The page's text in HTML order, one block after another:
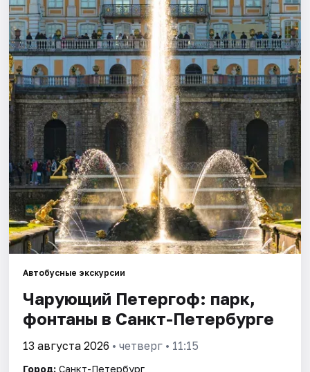
Города
Площадки
Артисты
Рейтинги
Автобусные экскурсии
Чарующий Петергоф: парк,
фонтаны в Санкт-Петербурге
13 августа 2026 • четверг • 11:15
Город: Санкт-Петербург